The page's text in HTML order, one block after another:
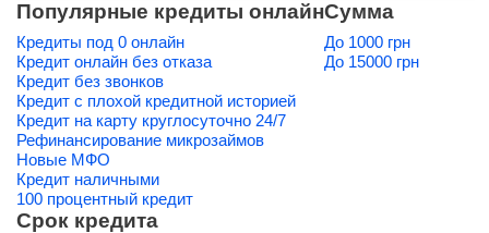
Популярные кредиты онлайн
Кредиты под 0 онлайн
Кредит онлайн без отказа
Кредит без звонков
Кредит с плохой кредитной историей
Кредит на карту круглосуточно 24/7
Рефинансирование микрозаймов
Новые МФО
Кредит наличными
100 процентный кредит
Сумма
До 1000 грн
До 15000 грн
Срок кредита